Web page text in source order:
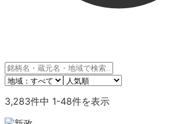
3,283件中 1-48件を表示